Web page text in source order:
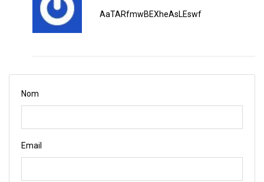
AaTARfmwBEXheAsLEswf
Nom
Email